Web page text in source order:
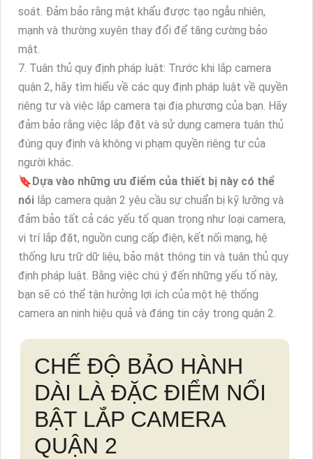
soát. Đảm bảo rằng mật khẩu được tạo ngẫu nhiên,
mạnh và thường xuyên thay đổi để tăng cường bảo
mật.
7. Tuân thủ quy định pháp luật: Trước khi lắp camera
quận 2, hãy tìm hiểu về các quy định pháp luật về quyền
riêng tư và việc lắp camera tại địa phương của bạn. Hãy
đảm bảo rằng việc lắp đặt và sử dụng camera tuân thủ
đúng quy định và không vi phạm quyền riêng tư của
người khác.
🔖Dựa vào những ưu điểm của thiết bị này có thể
nói lắp camera quận 2 yêu cầu sự chuẩn bị kỹ lưỡng và
đảm bảo tất cả các yếu tố quan trọng như loại camera,
vị trí lắp đặt, nguồn cung cấp điện, kết nối mạng, hệ
thống lưu trữ dữ liệu, bảo mật thông tin và tuân thủ quy
định pháp luật. Bằng việc chú ý đến những yếu tố này,
bạn sẽ có thể tận hưởng lợi ích của một hệ thống
camera an ninh hiệu quả và đáng tin cậy trong quận 2.
CHẾ ĐỘ BẢO HÀNH
DÀI LÀ ĐẶC ĐIỂM NỔI
BẬT LẮP CAMERA
QUẬN 2